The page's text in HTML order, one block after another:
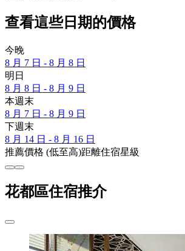
查看這些日期的價格
今晚
8 月 7 日 - 8 月 8 日
明日
8 月 8 日 - 8 月 9 日
本週末
8 月 7 日 - 8 月 9 日
下週末
8 月 14 日 - 8 月 16 日
推薦價格 (低至高)距離住宿星級
花都區住宿推介